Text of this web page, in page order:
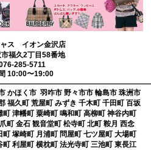
ャス イオン金沢店
福久2丁目58番地
285-5711
10:00〜19:00
かほく市 羽咋市 野々市市 輪島市 珠洲市
福久町 荒屋町 みずき 千木町 千田町 百坂
津幡町 粟崎町 鳴和町 高柳町 神谷内町
町 金石 観音堂町 松寺町 北町 鞍月 西念
塚崎町 月浦町 問屋町 七ツ屋町 大場町
利屋町 横枕町 法光寺町 三池町 東長江